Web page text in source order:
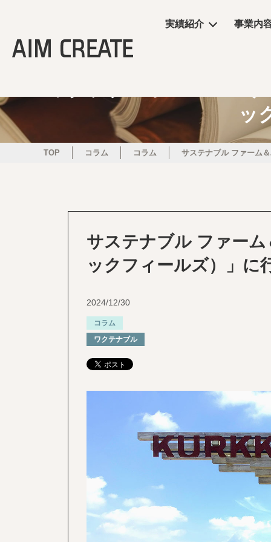
実績紹介
商業施設
サービス
オフィス・ショール
事業内
プランニング
施工・制作管理
会社概要
役員・組織図
ワクテナブルとは
提案資料
ニュース
ッ
TOP コラム コラム サステナブル ファーム
サステナブル ファー
ックフィールズ）」に
2024/12/30
コラム
ワクテナブル